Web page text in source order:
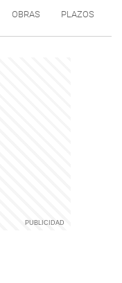
OBRAS PLAZOS